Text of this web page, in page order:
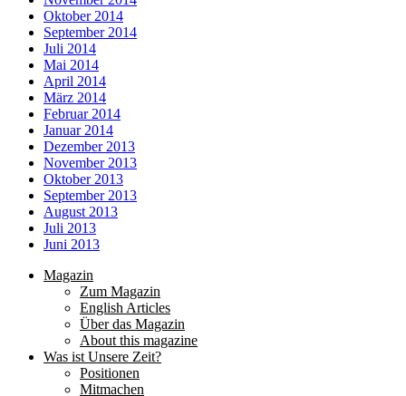
Oktober 2014
September 2014
Juli 2014
Mai 2014
April 2014
März 2014
Februar 2014
Januar 2014
Dezember 2013
November 2013
Oktober 2013
September 2013
August 2013
Juli 2013
Juni 2013
Magazin
Zum Magazin
English Articles
Über das Magazin
About this magazine
Was ist Unsere Zeit?
Positionen
Mitmachen